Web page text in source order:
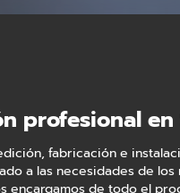
profesional en
fabricación e
a las necesidades de los
encargamos de todo el